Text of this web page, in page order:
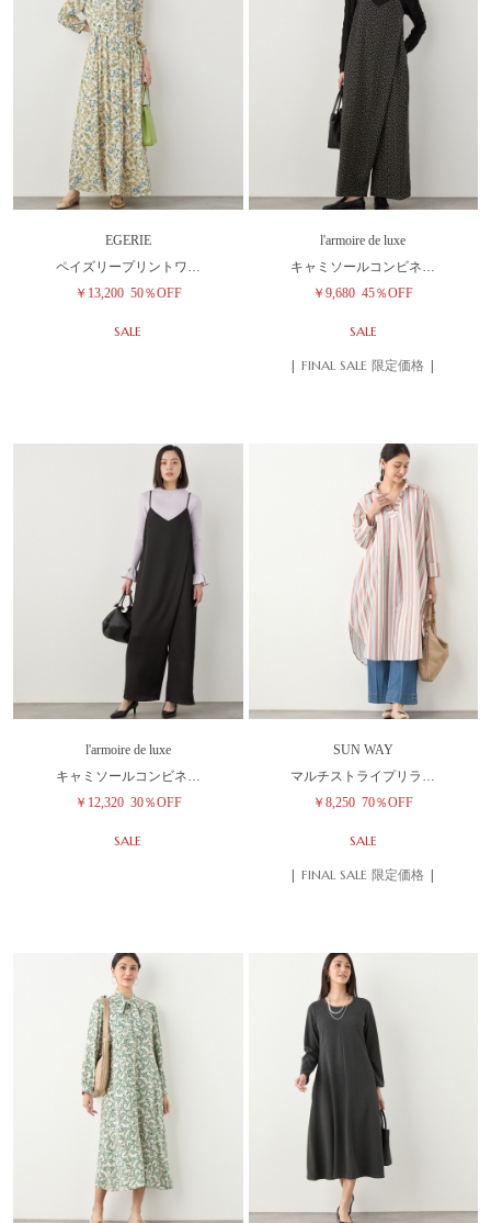
EGERIE
ペイズリープリントワ…
￥13,200 50％OFF
SALE
l'armoire de luxe
キャミソールコンビネ…
￥9,680 45％OFF
SALE
| FINAL SALE 限定価格 |
l'armoire de luxe
キャミソールコンビネ…
￥12,320 30％OFF
SALE
SUN WAY
マルチストライプリラ…
￥8,250 70％OFF
SALE
| FINAL SALE 限定価格 |